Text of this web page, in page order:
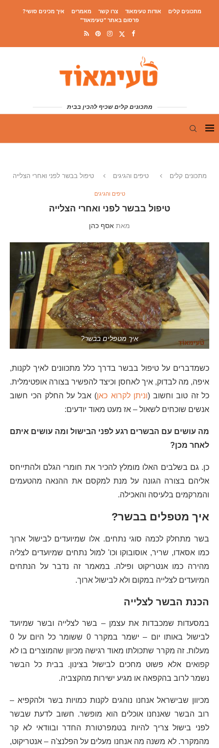
מתכונים קלים אודות טעימאוד צרו קשר מאמרים
איך מכינים סושי?
פרסום באתר "טעימאוד"
מתכונים קלים שכיף להכין בבית
מתכונים קלים טיפים והגיגים טיפול בבשר לפני ואחרי הצלייה
טיפים והגיגים
טיפול בבשר לפני ואחרי הצלייה
מאת אסף כהן
איך מטפלים בבשר?
כשמדברים על טיפול בבשר בדרך כלל מתכוונים לאיך לקנות,
איפה, מה לבדוק, איך לאחסן וכיצד להפשיר בצורה אופטימלית.
כל זה טוב וחשוב (וניתן לקרוא כאן) אבל על החלק הכי חשוב
אנשים שוכחים לשאול – אז מעט מאוד יודעים:
מה עושים עם הבשרים רגע לפני הבישול ומה עושים איתם
לאחר מכן?
כן. גם בשלבים האלו מומלץ להכיר את חומרי הגלם ולהתייחס
אליהם בצורה הגונה על מנת למקסם את ההנאה מהטעמים
והמרקמים בלעיסה והאכילה.
איך מטפלים בבשר?
בשר מתחלק לכמה סוגי נתחים. אלו שמיועדים לבישול ארוך
כמו אסאדו, שריר, אוסובוקו וכו' למול נתחים שמיועדים לצליה
מהירה כמו אנטריקוט ופילה. במאמר זה נדבר על הנתחים
המיועדים לצלייה במקום ולא לבישול ארוך.
הכנת הבשר לצלייה
במסעדות שמכבדות את עצמן – בשר לצלייה ובשר שמיועד
לבישול באותו יום – ישמר במקרר 0 ששומר כל היום על 0
מעלות. זה מקרר שתכולתו מאוד רגישה מכיוון שהמוצרים בו לא
קפואים אלא פשוט מחכים לבישול בצינון. בבית כל הבשר
נשמר לרוב בהקפאה או מגיע ישירות מהקצביה.
מכיוון שבישראל אנחנו נוהגים לקנות כמויות בשר ולהקפיא –
רוב הבשר שאנחנו אוכלים הוא מופשר. חשוב לדעת שבשר
לפני בישול צריך להיות בטמפרטורת החדר ובוודאי לא קר
מהמקרר. לא משנה מה אנחנו מעלים על הפלנצ'ה – אנטריקוט,